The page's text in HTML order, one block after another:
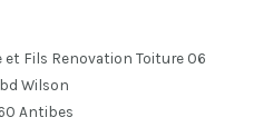
et Fils Renovation Toiture 06
Wilson
Antibes